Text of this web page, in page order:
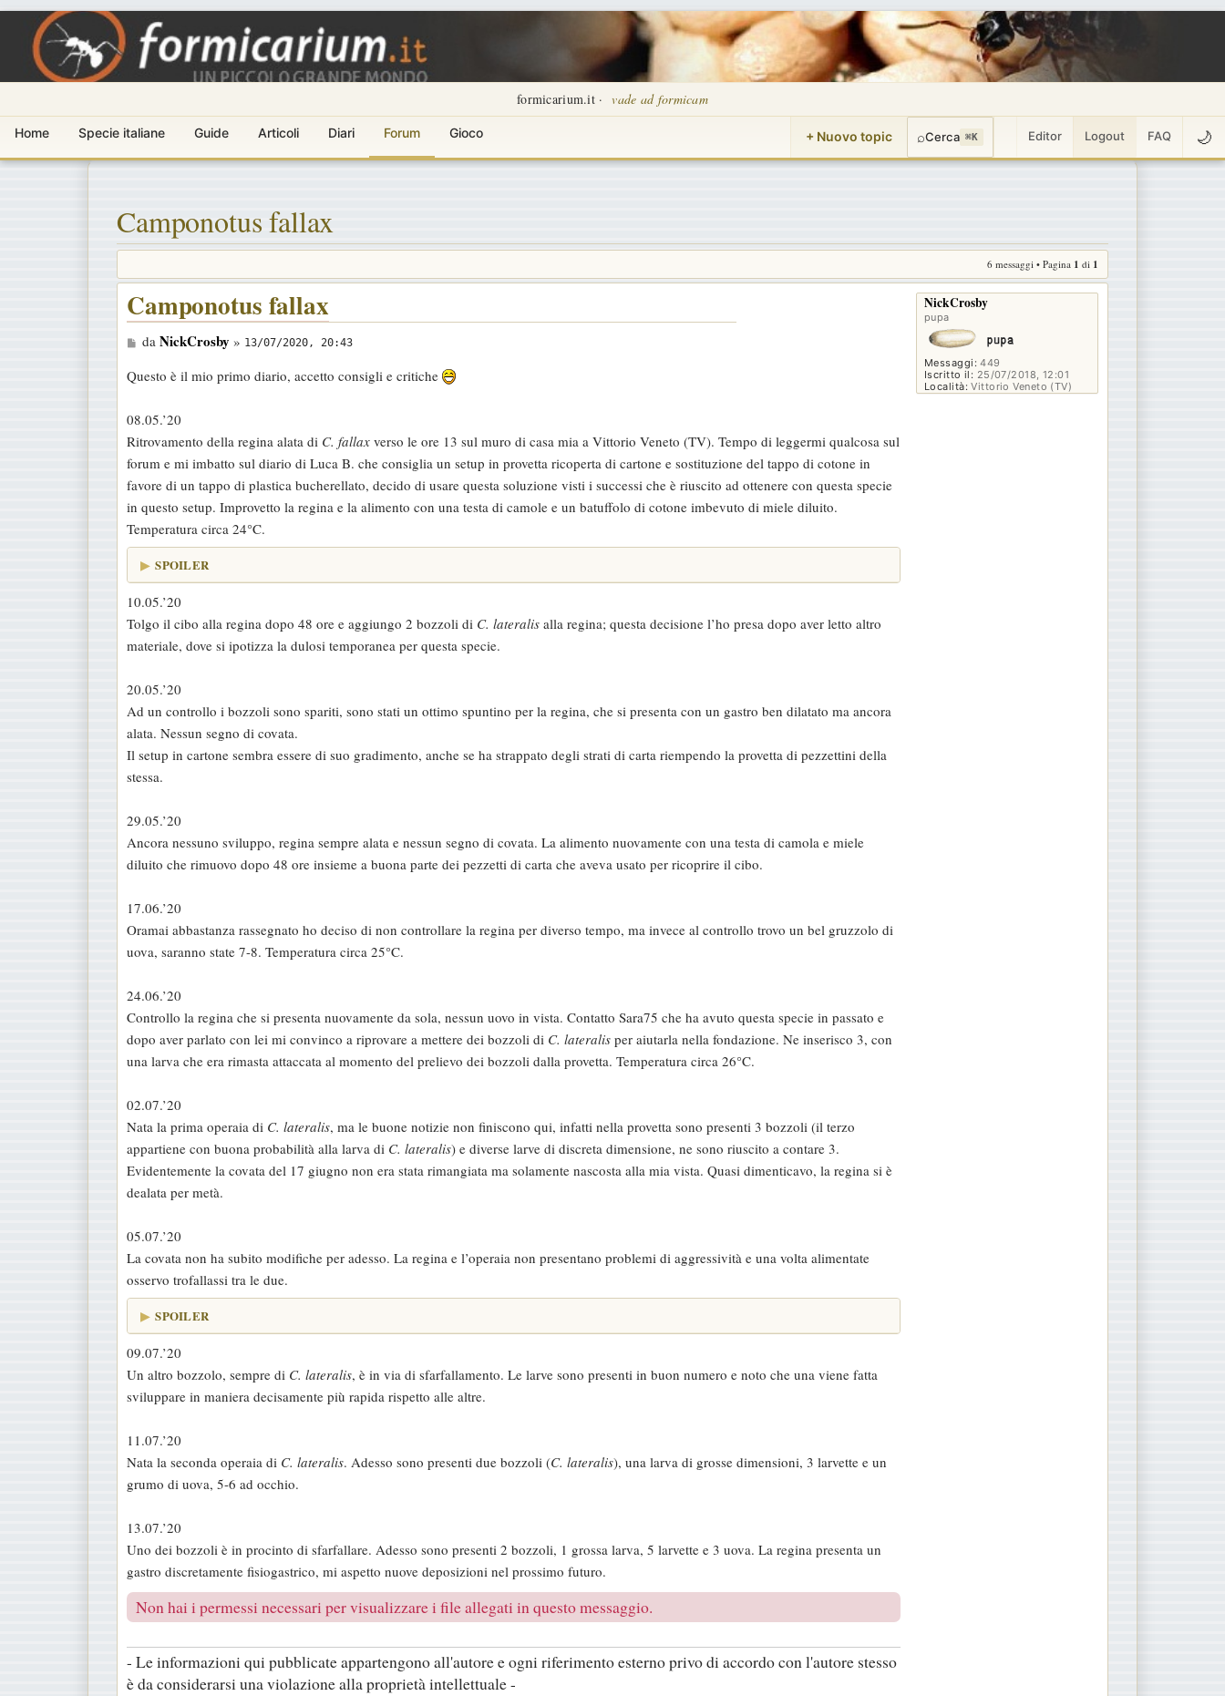
formicarium.it · vade ad formicam
Home Specie italiane Guide Articoli Diari Forum Gioco + Nuovo topic ⌕Cerca ⌘K Editor Logout FAQ 🌙
Camponotus fallax
6 messaggi • Pagina 1 di 1
NickCrosby
pupa
Messaggi: 449
Iscritto il: 25/07/2018, 12:01
Località: Vittorio Veneto (TV)
Camponotus fallax
M
s
a
g
g
i
o
da NickCrosby » 13/07/2020, 20:43
Questo è il mio primo diario, accetto consigli e critiche
08.05.’20
Ritrovamento della regina alata di C. fallax verso le ore 13 sul muro di casa mia a Vittorio Veneto (TV). Tempo di leggermi qualcosa sul
forum e mi imbatto sul diario di Luca B. che consiglia un setup in provetta ricoperta di cartone e sostituzione del tappo di cotone in
favore di un tappo di plastica bucherellato, decido di usare questa soluzione visti i successi che è riuscito ad ottenere con questa specie
in questo setup. Improvetto la regina e la alimento con una testa di camole e un batuffolo di cotone imbevuto di miele diluito.
Temperatura circa 24°C.
SPOILER
10.05.’20
Tolgo il cibo alla regina dopo 48 ore e aggiungo 2 bozzoli di C. lateralis alla regina; questa decisione l’ho presa dopo aver letto altro
materiale, dove si ipotizza la dulosi temporanea per questa specie.
20.05.’20
Ad un controllo i bozzoli sono spariti, sono stati un ottimo spuntino per la regina, che si presenta con un gastro ben dilatato ma ancora
alata. Nessun segno di covata.
Il setup in cartone sembra essere di suo gradimento, anche se ha strappato degli strati di carta riempendo la provetta di pezzettini della
stessa.
29.05.’20
Ancora nessuno sviluppo, regina sempre alata e nessun segno di covata. La alimento nuovamente con una testa di camola e miele
diluito che rimuovo dopo 48 ore insieme a buona parte dei pezzetti di carta che aveva usato per ricoprire il cibo.
17.06.’20
Oramai abbastanza rassegnato ho deciso di non controllare la regina per diverso tempo, ma invece al controllo trovo un bel gruzzolo di
uova, saranno state 7-8. Temperatura circa 25°C.
24.06.’20
Controllo la regina che si presenta nuovamente da sola, nessun uovo in vista. Contatto Sara75 che ha avuto questa specie in passato e
dopo aver parlato con lei mi convinco a riprovare a mettere dei bozzoli di C. lateralis per aiutarla nella fondazione. Ne inserisco 3, con
una larva che era rimasta attaccata al momento del prelievo dei bozzoli dalla provetta. Temperatura circa 26°C.
02.07.’20
Nata la prima operaia di C. lateralis, ma le buone notizie non finiscono qui, infatti nella provetta sono presenti 3 bozzoli (il terzo
appartiene con buona probabilità alla larva di C. lateralis) e diverse larve di discreta dimensione, ne sono riuscito a contare 3.
Evidentemente la covata del 17 giugno non era stata rimangiata ma solamente nascosta alla mia vista. Quasi dimenticavo, la regina si è
dealata per metà.
05.07.’20
La covata non ha subito modifiche per adesso. La regina e l’operaia non presentano problemi di aggressività e una volta alimentate
osservo trofallassi tra le due.
SPOILER
09.07.’20
Un altro bozzolo, sempre di C. lateralis, è in via di sfarfallamento. Le larve sono presenti in buon numero e noto che una viene fatta
sviluppare in maniera decisamente più rapida rispetto alle altre.
11.07.’20
Nata la seconda operaia di C. lateralis. Adesso sono presenti due bozzoli (C. lateralis), una larva di grosse dimensioni, 3 larvette e un
grumo di uova, 5-6 ad occhio.
13.07.’20
Uno dei bozzoli è in procinto di sfarfallare. Adesso sono presenti 2 bozzoli, 1 grossa larva, 5 larvette e 3 uova. La regina presenta un
gastro discretamente fisiogastrico, mi aspetto nuove deposizioni nel prossimo futuro.
Non hai i permessi necessari per visualizzare i file allegati in questo messaggio.
- Le informazioni qui pubblicate appartengono all'autore e ogni riferimento esterno privo di accordo con l'autore stesso
è da considerarsi una violazione alla proprietà intellettuale -